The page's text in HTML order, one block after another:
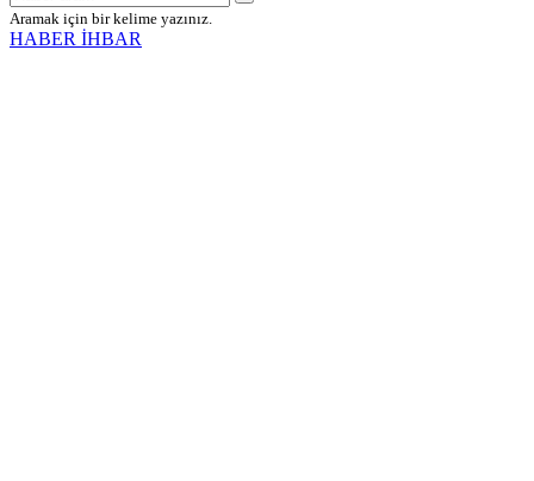
Aramak için bir kelime yazınız.
HABER İHBAR